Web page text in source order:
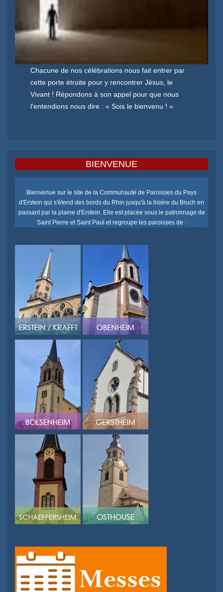
Chacune de nos célébrations nous fait entrer par
cette porte étroite pour y rencontrer Jésus, le
Vivant ! Répondons à son appel pour que nous
l'entendions nous dire : « Sois le bienvenu ! »
BIENVENUE
Bienvenue sur le site de la Communauté de Paroisses du Pays
d'Erstein qui s'étend des bords du Rhin jusqu'à la lisière du Bruch en
passant par la plaine d'Erstein. Elle est placée sous le patronnage de
Saint Pierre et Saint Paul et regroupe les paroisses de :